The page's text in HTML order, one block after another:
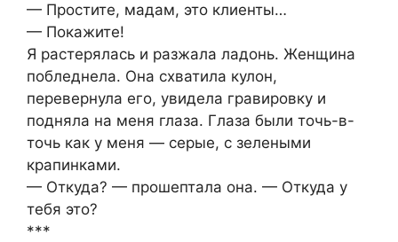
— Простите, мадам, это клиенты…
— Покажите!
Я растерялась и разжала ладонь. Женщина
побледнела. Она схватила кулон,
перевернула его, увидела гравировку и
подняла на меня глаза. Глаза были точь-в-
точь как у меня — серые, с зелеными
крапинками.
— Откуда? — прошептала она. — Откуда у
тебя это?
***